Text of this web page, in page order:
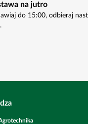
na jutro
do 15:00, odbieraj